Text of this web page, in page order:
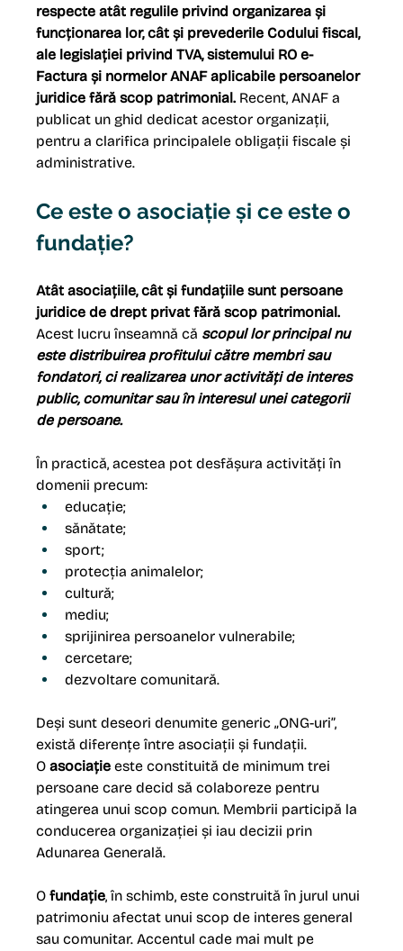
respecte atât regulile privind organizarea și
funcționarea lor, cât și prevederile Codului fiscal,
ale legislației privind TVA, sistemului RO e-
Factura și normelor ANAF aplicabile persoanelor
juridice fără scop patrimonial. Recent, ANAF a
publicat un ghid dedicat acestor organizații,
pentru a clarifica principalele obligații fiscale și
administrative.
Ce este o asociație și ce este o
fundație?
Atât asociațiile, cât și fundațiile sunt persoane
juridice de drept privat fără scop patrimonial.
Acest lucru înseamnă că scopul lor principal nu
este distribuirea profitului către membri sau
fondatori, ci realizarea unor activități de interes
public, comunitar sau în interesul unei categorii
de persoane.
În practică, acestea pot desfășura activități în
domenii precum:
educație;
sănătate;
sport;
protecția animalelor;
cultură;
mediu;
sprijinirea persoanelor vulnerabile;
cercetare;
dezvoltare comunitară.
Deși sunt deseori denumite generic „ONG-uri”,
există diferențe între asociații și fundații.
O asociație este constituită de minimum trei
persoane care decid să colaboreze pentru
atingerea unui scop comun. Membrii participă la
conducerea organizației și iau decizii prin
Adunarea Generală.
O fundație, în schimb, este construită în jurul unui
patrimoniu afectat unui scop de interes general
sau comunitar. Accentul cade mai mult pe